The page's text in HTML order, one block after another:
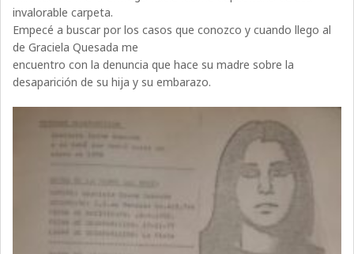
invalorable carpeta.
Empecé a buscar por los casos que conozco y cuando llego al
de Graciela Quesada me
encuentro con la denuncia que hace su madre sobre la
desaparición de su hija y su embarazo.